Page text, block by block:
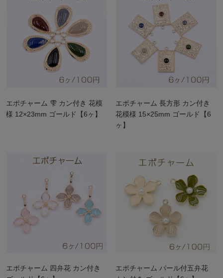
エポチャーム 雫 カン付き 花模
様 12×23mm ゴールド【6ヶ】
エポチャーム 長方形 カン付き
花模様 15×25mm ゴールド【6
ヶ】
エポチャーム 四弁花 カン付き
エポチャーム パール付五弁花